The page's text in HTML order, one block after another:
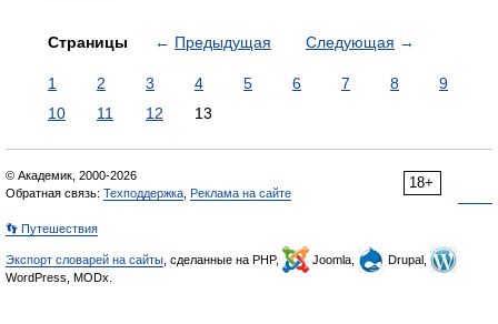
Страницы ← Предыдущая Следующая →
1 2 3 4 5 6 7 8
9
10
11 12 13
18+
© Академик, 2000-2026
Обратная связь: Техподдержка Реклама на сайте
👣 Путешествия
Экспорт словарей на сайты , сделанные на PHP, Joomla,
Drupal,
WordPress, MODx.